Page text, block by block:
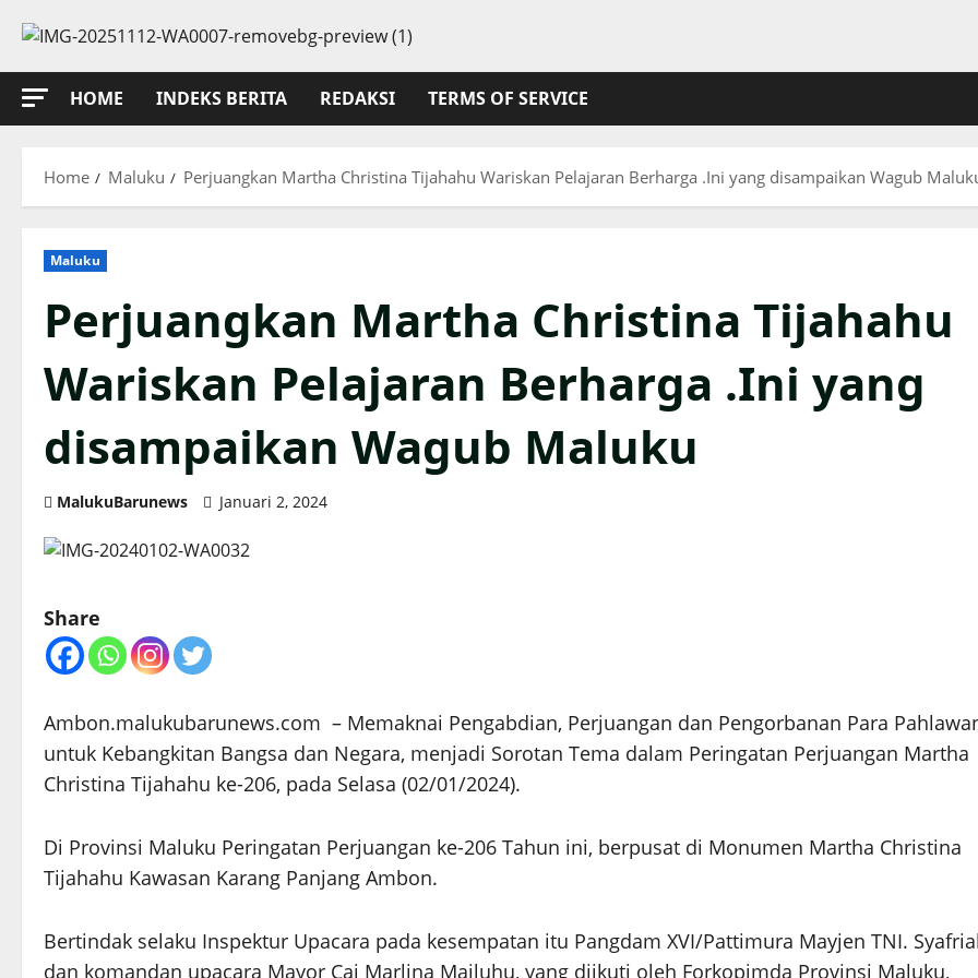
content
HOME
INDEKS BERITA REDAKSI TERMS OF SERVICE
Home Maluku Perjuangkan Martha Christina Tijahahu Wariskan Pelajaran Berharga .Ini yang disampaikan Wagub
Maluku
Perjuangkan Martha Christina Tijahahu
Wariskan Pelajaran Berharga .Ini yang
disampaikan Wagub Maluku
MalukuBarunews Januari 2, 2024
Share
Ambon.malukubarunews.com – Memaknai Pengabdian, Perjuangan dan Pengorbanan Para
untuk Kebangkitan Bangsa dan Negara, menjadi Sorotan Tema dalam Peringatan Perjuangan Martha
Christina Tijahahu ke-206, pada Selasa (02/01/2024).
Di Provinsi Maluku Peringatan Perjuangan ke-206 Tahun ini, berpusat di Monumen Martha Christina
Tijahahu Kawasan Karang Panjang Ambon.
Bertindak selaku Inspektur Upacara pada kesempatan itu Pangdam XVI/Pattimura Mayjen TNI.
dan komandan upacara Mayor Caj Marlina Mailuhu, yang diikuti oleh Forkopimda Provinsi Maluku,